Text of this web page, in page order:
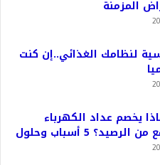
المزمنة
لنظامك الغذائي..إن كنت
يخصم عداد الكهرباء
5 أسباب وحلول